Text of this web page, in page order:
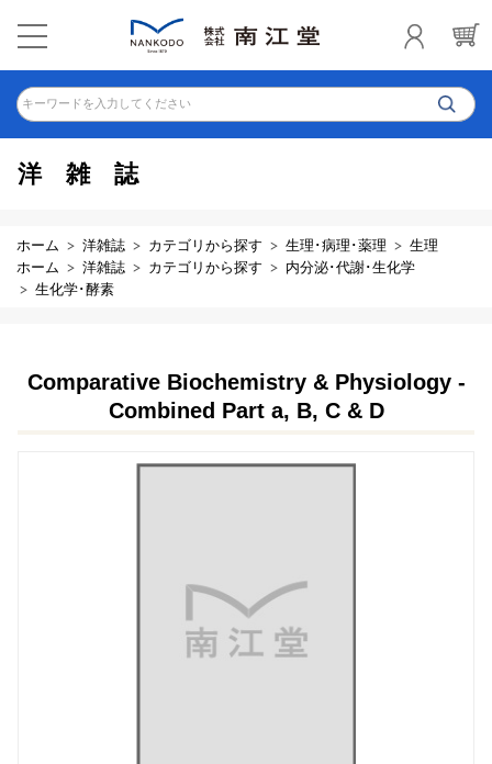
キーワードを入力してください
洋雑誌
ホーム 洋雑誌 カテゴリから探す 生理･病理･薬理
生理
ホーム
洋雑誌 カテゴリから探す
内分泌･代謝･生化学
生化学･酵素
Comparative Biochemistry & Physiology -
Combined Part a, B, C & D